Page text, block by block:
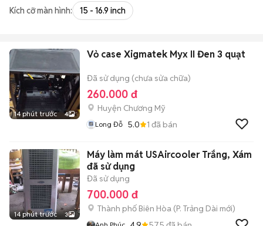
Kích cỡ màn hình: 15 - 16.9 inch
14 phút trước 4
Vỏ case Xigmatek Myx II Đen 3 quạt
Đã sử dụng (chưa sửa chữa)
260.000 đ
Huyện Chương Mỹ
Long Đỗ 5.0 1 đã bán
14 phút trước 3
Máy làm mát USAircooler Trắng, Xám
đã sử dụng
Đã sử dụng
700.000 đ
Thành phố Biên Hòa (P. Trảng Dài mới)